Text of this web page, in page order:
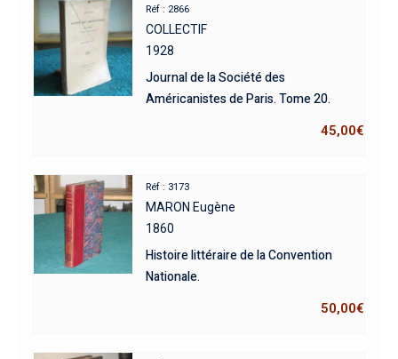
Réf : 2866
COLLECTIF
1928
Journal de la Société des
Américanistes de Paris. Tome 20.
45,00€
Réf : 3173
MARON Eugène
1860
Histoire littéraire de la Convention
Nationale.
50,00€